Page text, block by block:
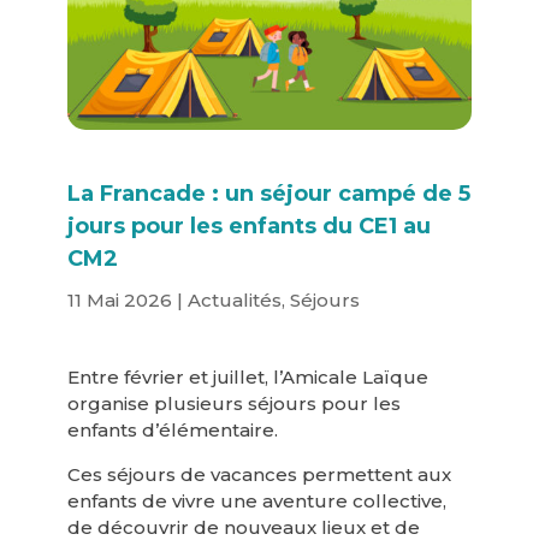
La Francade : un séjour campé de 5
jours pour les enfants du CE1 au
CM2
11 Mai 2026 | Actualités, Séjours
Entre février et juillet, l’Amicale Laïque
organise plusieurs séjours pour les
enfants d’élémentaire.
Ces séjours de vacances permettent aux
enfants de vivre une aventure collective,
de découvrir de nouveaux lieux et de